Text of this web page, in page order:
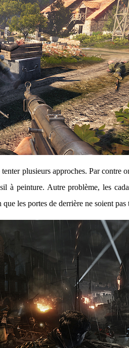
plusieurs approches. Par
à peinture. Autre problème, les
les portes de derrière ne soient pas